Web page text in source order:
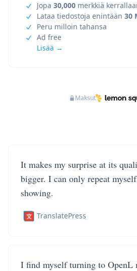
Jopa 30,000 merkkiä
Lataa tiedostoja enintään 30
Peru milloin tahansa
Ad free
Lisää →
Maksut
It makes my surprise at its
bigger. I can only repeat
showing.
TranslatePress
I find myself turning to OpenL